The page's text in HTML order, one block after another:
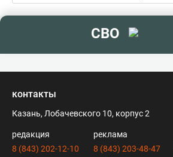
СВО
контакты
Казань, Лобачевского 10, корпус 2
редакция
8 (843) 202-12-10
реклама
8 (843) 203-48-47